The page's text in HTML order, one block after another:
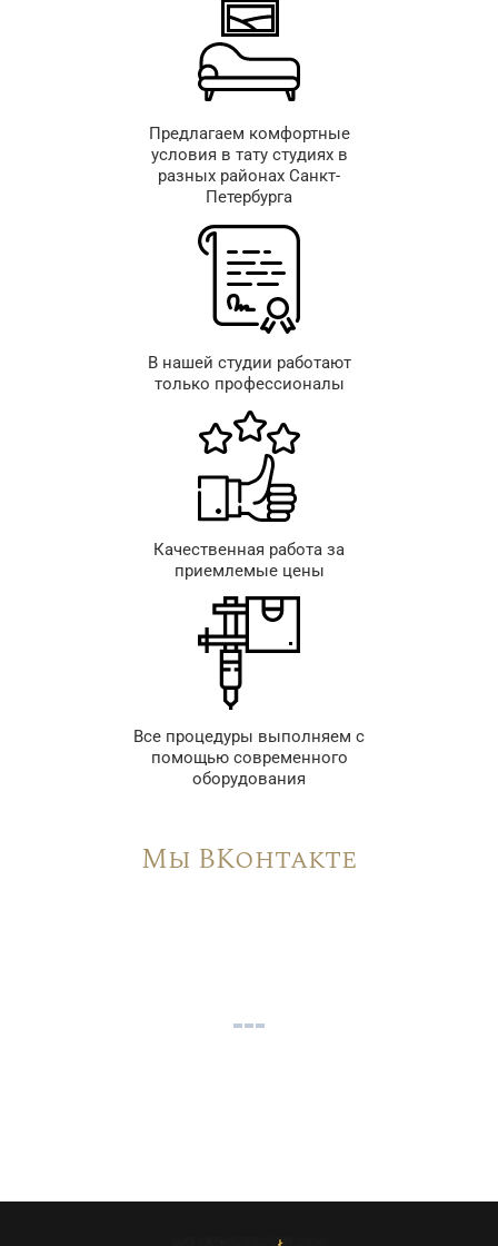
Предлагаем комфортные
условия в тату студиях в
разных районах Санкт-
Петербурга
В нашей студии работают
только профессионалы
Качественная работа за
приемлемые цены
Все процедуры выполняем с
помощью современного
оборудования
Мы ВКонтакте